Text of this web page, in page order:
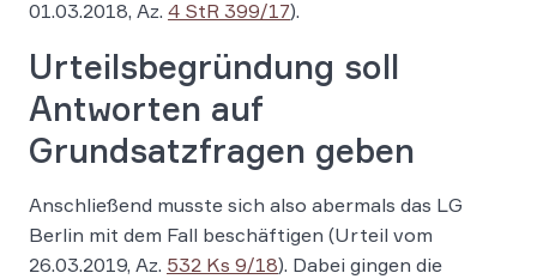
01.03.2018, Az. 4 StR 399/17).
Urteilsbegründung soll
Antworten auf
Grundsatzfragen geben
Anschließend musste sich also abermals das LG
Berlin mit dem Fall beschäftigen (Urteil vom
26.03.2019, Az. 532 Ks 9/18). Dabei gingen die